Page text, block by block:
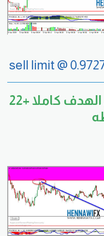
sell limit @
مبروووووك تحقق الهدف كاملا +22